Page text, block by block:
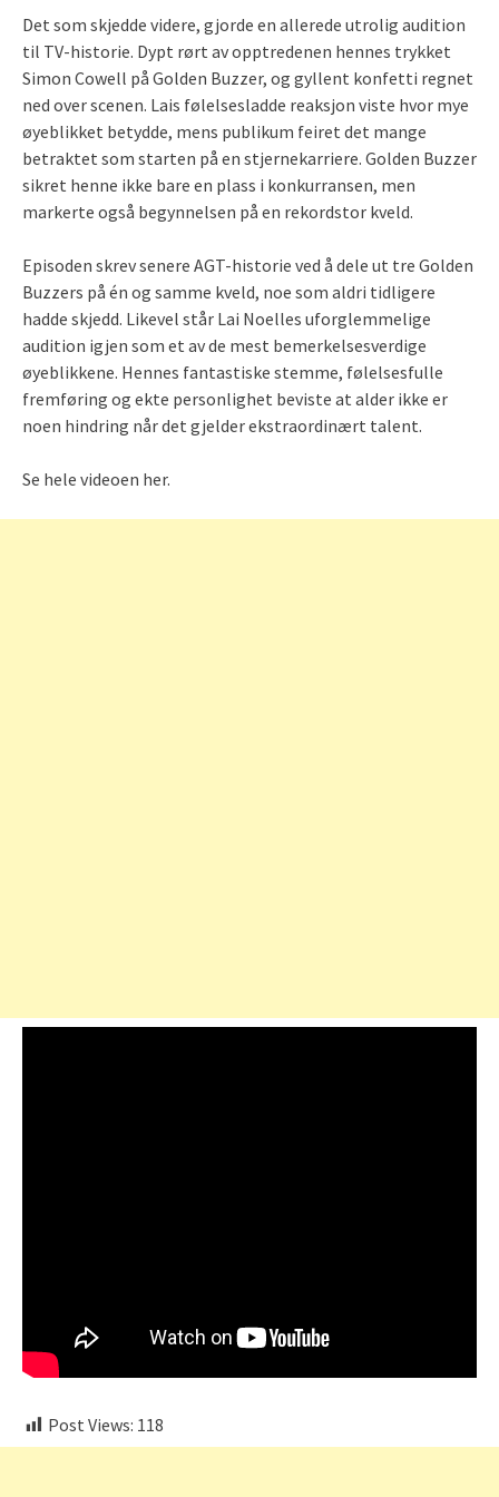
Det som skjedde videre, gjorde en allerede utrolig audition
til TV-historie. Dypt rørt av opptredenen hennes trykket
Simon Cowell på Golden Buzzer, og gyllent konfetti regnet
ned over scenen. Lais følelsesladde reaksjon viste hvor mye
øyeblikket betydde, mens publikum feiret det mange
betraktet som starten på en stjernekarriere. Golden Buzzer
sikret henne ikke bare en plass i konkurransen, men
markerte også begynnelsen på en rekordstor kveld.
Episoden skrev senere AGT-historie ved å dele ut tre Golden
Buzzers på én og samme kveld, noe som aldri tidligere
hadde skjedd. Likevel står Lai Noelles uforglemmelige
audition igjen som et av de mest bemerkelsesverdige
øyeblikkene. Hennes fantastiske stemme, følelsesfulle
fremføring og ekte personlighet beviste at alder ikke er
noen hindring når det gjelder ekstraordinært talent.
Se hele videoen her.
Post Views: 118